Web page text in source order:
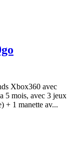
Xbox360 avec
5 mois, avec 3 jeux
+ 1 manette av...